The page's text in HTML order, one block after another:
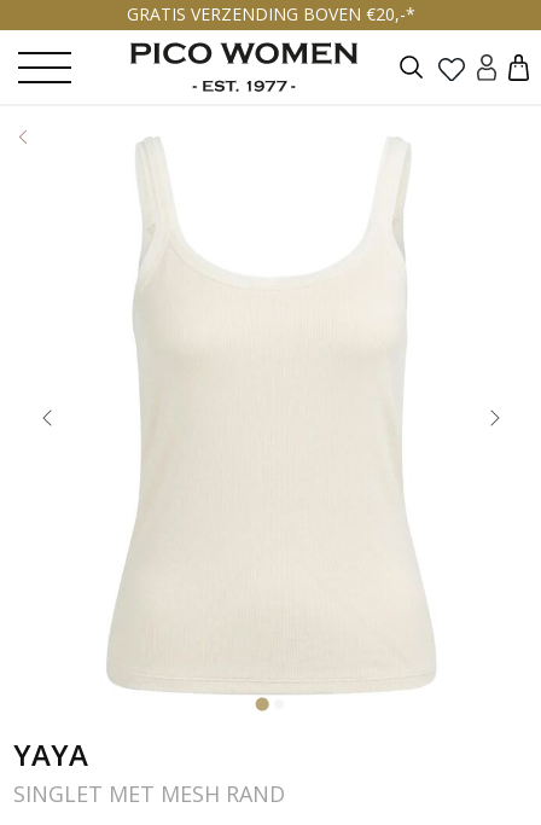
GRATIS VERZENDING BOVEN €20,-*
Zoeken
YAYA
SINGLET MET MESH RAND